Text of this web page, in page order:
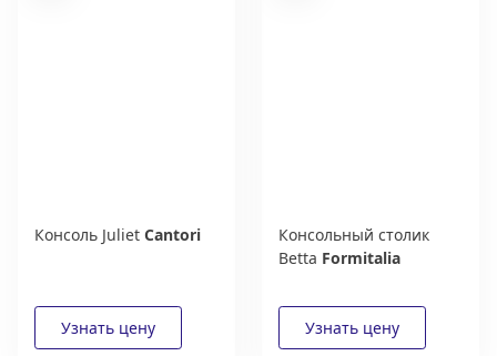
Консоль Juliet Cantori
Консольный столик
Betta Formitalia